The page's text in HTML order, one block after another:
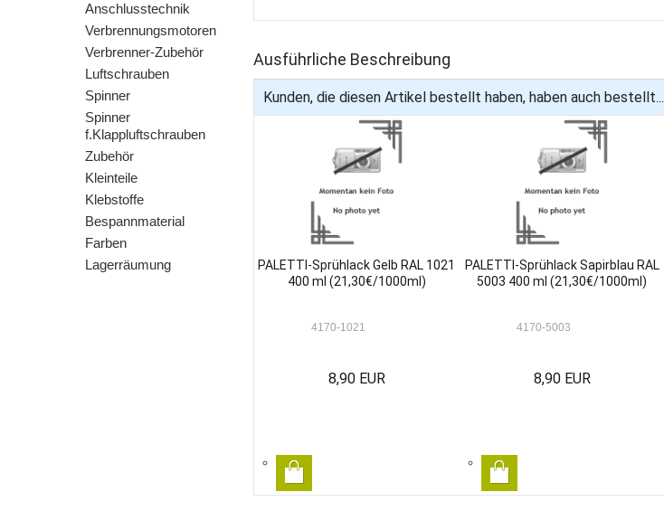
Anschlusstechnik
Verbrennungsmotoren
Verbrenner-Zubehör
Luftschrauben
Spinner
Spinner
f.Klappluftschrauben
Zubehör
Kleinteile
Klebstoffe
Bespannmaterial
Farben
Lagerräumung
Ausführliche Beschreibung
Kunden, die diesen Artikel bestellt haben, haben auch bestellt...
PALETTI-Sprühlack Gelb RAL 1021
400 ml (21,30€/1000ml)
4170-1021
8,90 EUR
PALETTI-Sprühlack Sapirblau RAL
5003 400 ml (21,30€/1000ml)
4170-5003
8,90 EUR